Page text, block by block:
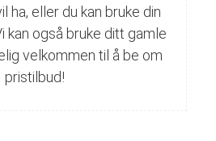
ha, eller du kan bruke din
kan også bruke ditt gamle
velkommen til å be om
pristilbud!